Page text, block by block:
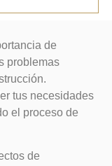
de
problemas
tus necesidades
el proceso de
de